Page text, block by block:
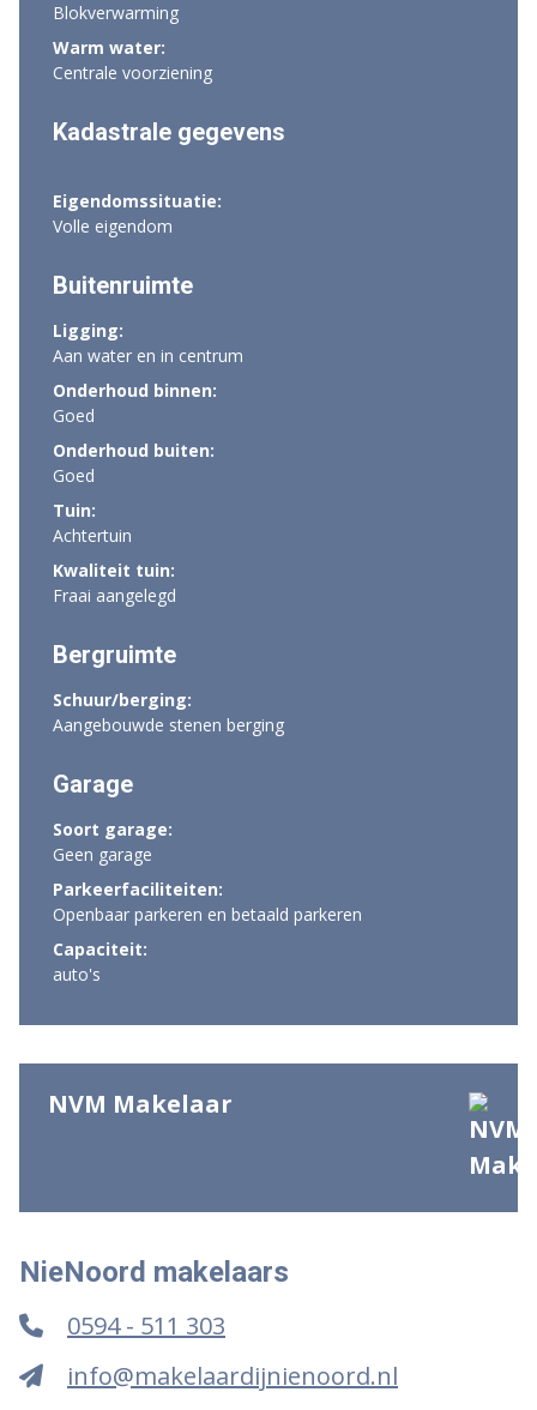
Blokverwarming
Warm water:
Centrale voorziening
Kadastrale gegevens
Eigendomssituatie:
Volle eigendom
Buitenruimte
Ligging:
Aan water en in centrum
Onderhoud binnen:
Goed
Onderhoud buiten:
Goed
Tuin:
Achtertuin
Kwaliteit tuin:
Fraai aangelegd
Bergruimte
Schuur/berging:
Aangebouwde stenen berging
Garage
Soort garage:
Geen garage
Parkeerfaciliteiten:
Openbaar parkeren en betaald parkeren
Capaciteit:
auto's
NVM Makelaar
NieNoord makelaars
0594 - 511 303
info@makelaardijnienoord.nl